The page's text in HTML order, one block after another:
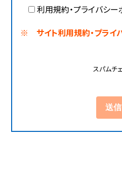
利用規約・プライバシ
※ サイト利用規約・プライ
スパムチ